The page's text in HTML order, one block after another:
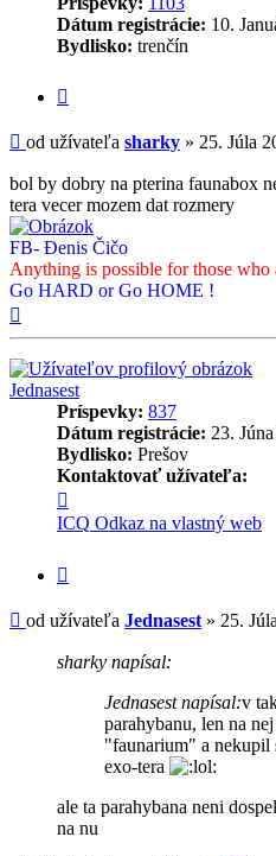
Dátum registrácie: 10.
Bydlisko: trenčín
Príspevok
od užívateľa sharky » 25. Júla
bol by dobry na pterina faunabox
tera vecer mozem dat rozmery
FB- Đenis Čičo
Anything is possible for those
Go HARD or Go HOME !
Jednasest
Príspevky: 837
Dátum registrácie: 23.
Bydlisko: Prešov
Kontaktovať užívateľa:
informácie
užívateľa
Jednasest
ICQ Odkaz na vlastný web
Príspevok
od užívateľa Jednasest » 25.
sharky napísal:
Jednasest napísal:v
parahybanu, len na
"faunarium" a nekupil
exo-tera
ale ta parahybana neni
na nu